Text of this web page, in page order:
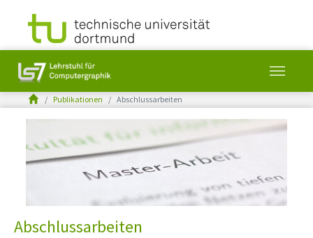
Skip to main content
You are here:Publikationen Abschlussarbeiten
Abschlussarbeiten